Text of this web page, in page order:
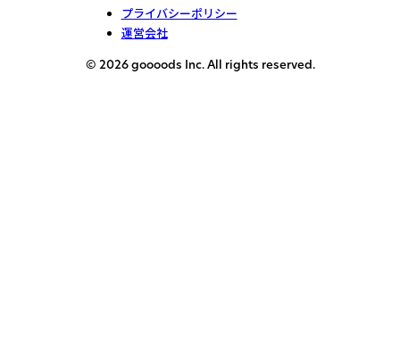
プライバシーポリシー
運営会社
© 2026 goooods Inc. All rights reserved.